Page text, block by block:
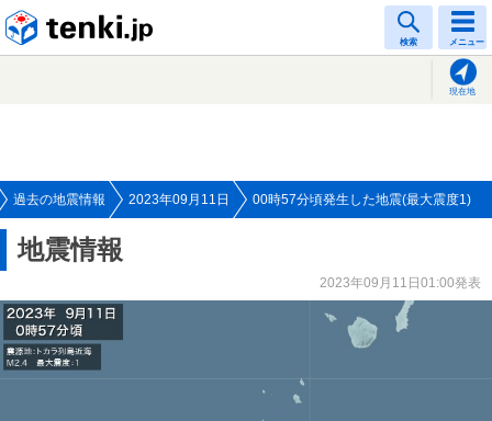
検索 メニュー
現在地
過去の地震情報 2023年09月11日 00時57分頃発生した地震(最大震度1)
地震情報
2023年09月11日01:00発表